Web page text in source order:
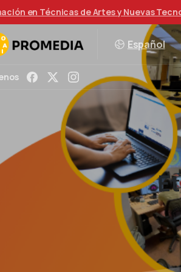
en Técnicas de Artes y Nuevas
Español